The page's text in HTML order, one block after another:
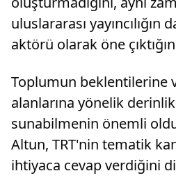
uluslararası
aktörü olarak öne
Toplumun beklentilerine
alanlarına yönelik
sunabilmenin önemli
Altun, TRT'nin tematik
ihtiyaca cevap verdiğini